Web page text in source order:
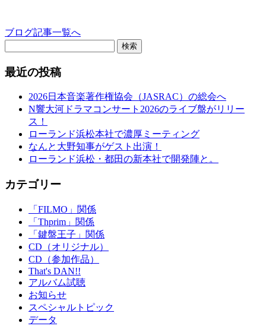
ブログ記事一覧へ
検索
最近の投稿
2026日本音楽著作権協会（JASRAC）の総会へ
N響大河ドラマコンサート2026のライブ盤がリリー
ス！
ローランド浜松本社で濃厚ミーティング
なんと大野知事がゲスト出演！
ローランド浜松・都田の新本社で開発陣と。
カテゴリー
「FILMO」関係
「Thprim」関係
「鍵盤王子」関係
CD（オリジナル）
CD（参加作品）
That's DAN!!
アルバム試聴
お知らせ
スペシャルトピック
データ